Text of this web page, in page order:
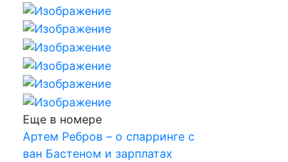
Еще в номере
Артем Ребров – о спарринге с
ван Бастеном и зарплатах